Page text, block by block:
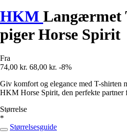
HKM Langærmet
piger Horse Spirit
Fra
74,00 kr. 68,00 kr. -8%
Giv komfort og elegance med T-shirten
HKM Horse Spirit, den perfekte partner
Størrelse
*
Størrelsesguide